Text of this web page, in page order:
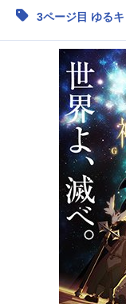
配信
最新記事一覧
アニメ記事一覧
アニメ映画一覧
今期アニメ曜日別一覧
春アニメ
男性声優/女性声優一覧
3ページ目 ゆる